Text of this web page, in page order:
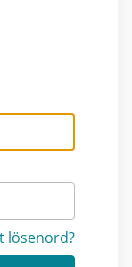
lösenord?